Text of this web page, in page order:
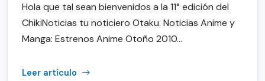
Hola que tal sean bienvenidos a la 11° edición del
ChikiNoticias tu noticiero Otaku. Noticias Anime y
Manga: Estrenos Anime Otoño 2010…
Leer artículo